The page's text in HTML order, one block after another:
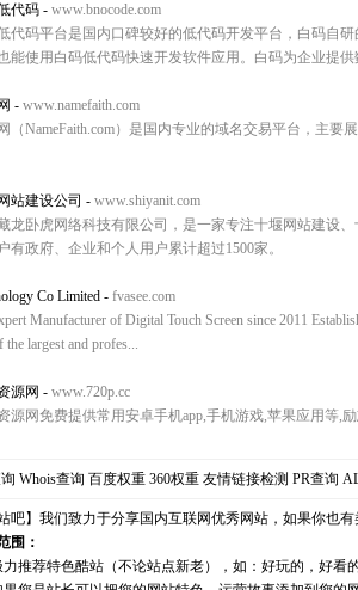
代码 - www.bnocode.com
代码平台是国内口碑较好的低代码开发平台，白码自
能使用白码低代码快速开发软件应用。白码为企业提
- www.namefaith.com
（NameFaith.com）是国内专业的域名交易平台，主
站建设公司 - www.shiyanit.com
龙卧虎网络科技有限公司，是一家专注十堰网站建设
有政府、企业和个人用户累计超过1500家。
Co Limited - fvasee.com
Manufacturer of Digital Touch Screen since 2011
the largest and profes...
源网 - www.720p.cc
源网免费提供常用安卓手机app,手机游戏,苹果应用等,
Whois查询 百度权重 360权重 友情链接检测 PR查询
站吧】我们致力于分享国内互联网优秀网站，如果你也
围：
力推荐特色酷站（不论站点新老），如：好玩的，好